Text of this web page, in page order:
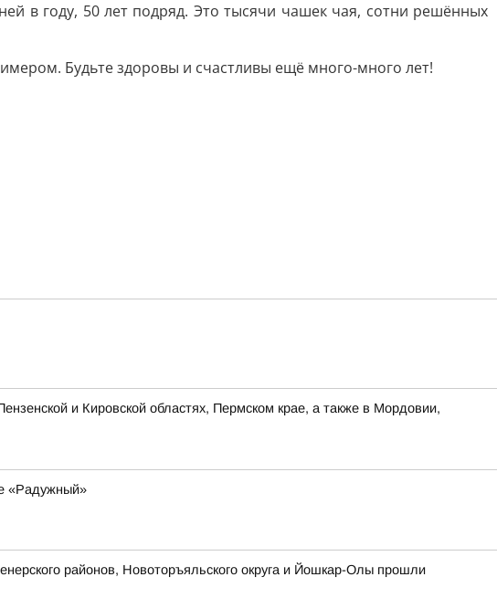
в году, 50 лет подряд. Это тысячи чашек чая, сотни решённых
Будьте здоровы и счастливы ещё много-много лет!
и Кировской областях, Пермском крае, а также в Мордовии,
«Радужный»
районов, Новоторъяльского округа и Йошкар-Олы прошли